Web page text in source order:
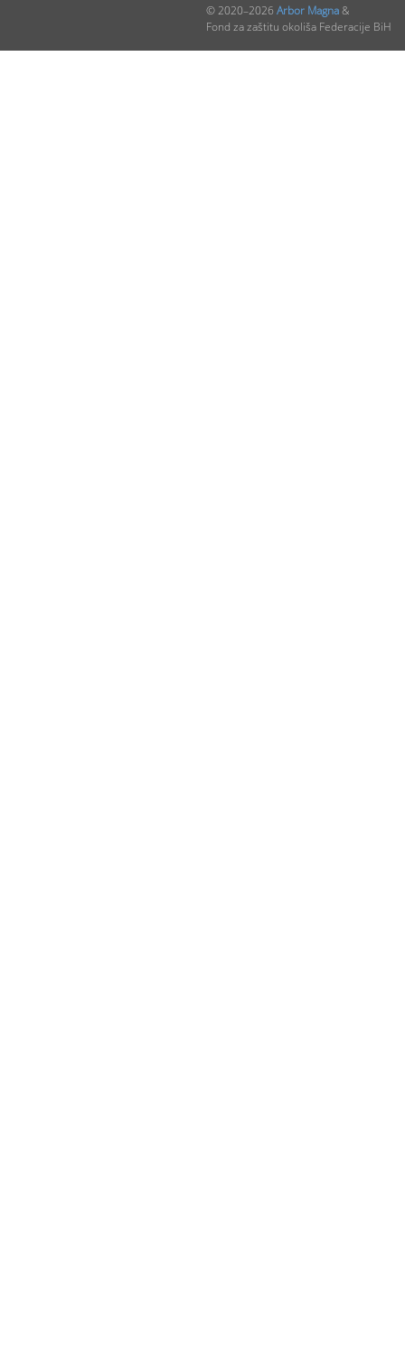
© 2020–2026 Arbor Magna&
Fond za zaštitu okoliša Federacije BiH